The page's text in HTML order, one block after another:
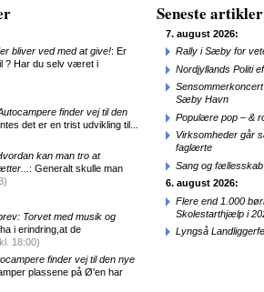
bliver ved med at give!: Er
? Har du selv været i
finder vej til den
det er en trist udvikling til...
kan man tro at
: Generalt skulle man
Torvet med musik og
i erindring,at de
18:00)
finder vej til den nye
plassene på Ø'en har
Seneste artikler
7. august 2026:
Rally i Sæby for
Nordjyllands Politi
Sæby Havn
Populære pop – &
Virksomheder går
faglærte
Sang og
6. august 2026:
Flere end 1.000
Skolestarthjælp i
Lyngså